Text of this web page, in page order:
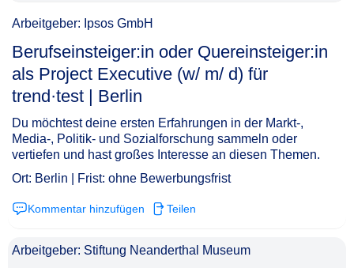
Arbeitgeber: Ipsos GmbH
Berufseinsteiger:in oder Quereinsteiger:in
als Project Executive (w/ m/ d) für
trend·test | Berlin​‌‌‌‌​‌​‌‌‌​​‌‌‌​​‌
Du möchtest deine ersten Erfahrungen in der Markt-,
Media-, Politik- und Sozialforschung sammeln oder
vertiefen und hast großes Interesse an diesen Themen.
Ort: Berlin | Frist: ohne Bewerbungsfrist
Kommentar hinzufügen Teilen
Arbeitgeber: Stiftung Neanderthal Museum